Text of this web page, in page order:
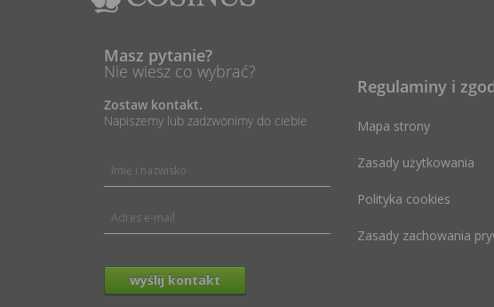
Masz pytanie?
Nie wiesz co wybrać?
Zostaw kontakt.
Napiszemy lub zadzwonimy do ciebie
wyślij kontakt
Regulaminy i
Mapa strony
Zasady użytkowania
Polityka cookies
Zasady zachowania